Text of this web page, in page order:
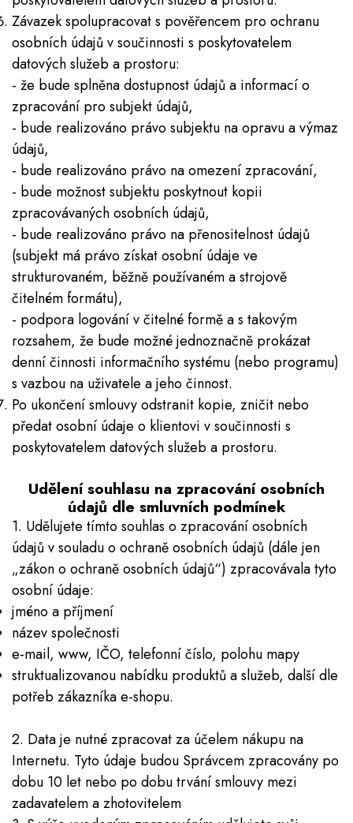
Závazek spolupracovat s pověřencem pro ochranu
osobních údajů v součinnosti s poskytovatelem
datových služeb a prostoru:
​- že bude splněna dostupnost údajů a informací o
zpracování pro subjekt údajů,
- bude realizováno právo subjektu na opravu a výmaz
údajů,
- bude realizováno právo na omezení zpracování,
- bude možnost subjektu poskytnout kopii
zpracovávaných osobních údajů,
- bude realizováno právo na přenositelnost údajů
(subjekt má právo získat osobní údaje ve
strukturovaném, běžně používaném a strojově
čitelném formátu),
- podpora logování v čitelné formě a s takovým
rozsahem, že bude možné jednoznačně prokázat
denní činnosti informačního systému (nebo programu)
s vazbou na uživatele a jeho činnost.
Po ukončení smlouvy odstranit kopie, zničit nebo
předat osobní údaje o klientovi v součinnosti s
poskytovatelem datových služeb a prostoru.
Udělení souhlasu na zpracování osobních
údajů dle smluvních podmínek
1. Udělujete tímto souhlas o zpracování osobních
údajů v souladu o ochraně osobních údajů (dále jen
„zákon o ochraně osobních údajů“) zpracovávala tyto
osobní údaje:
jméno a příjmení
název společnosti
e-mail, www, IČO, telefonní číslo, polohu mapy
struktualizovanou nabídku produktů a služeb, další dle
potřeb zákazníka e-shopu.
2. Data je nutné zpracovat za účelem nákupu na
Internetu. Tyto údaje budou Správcem zpracovány po
dobu 10 let nebo po dobu trvání smlouvy mezi
zadavatelem a zhotovitelem